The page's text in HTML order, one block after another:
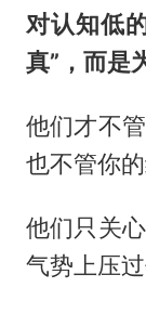
对认知低
真”，而是
他们才不
也不管你
他们只关
气势上压过